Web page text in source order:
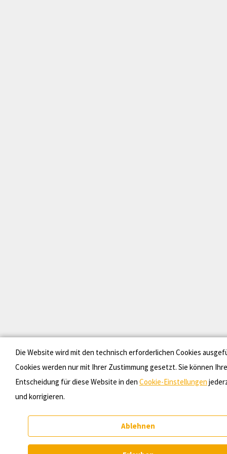
Die Website wird mit den technisch erforderlichen Cookies
Cookies werden nur mit Ihrer Zustimmung gesetzt. Sie können Ihre
Entscheidung für diese Website in den Cookie-Einstellungen
und korrigieren.
Ablehnen